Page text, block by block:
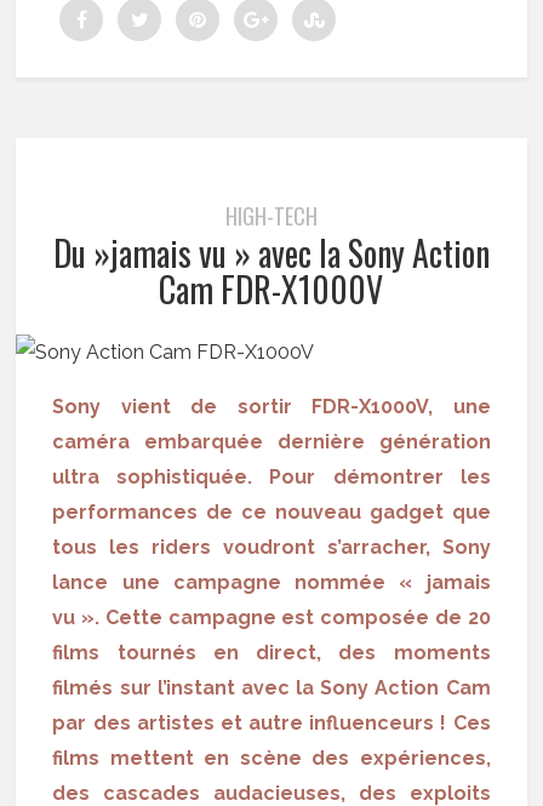
HIGH-TECH
Du »jamais vu » avec la Sony Action
Cam FDR-X1000V
Sony vient de sortir FDR-X1000V, une
caméra embarquée dernière génération
ultra sophistiquée. Pour démontrer les
performances de ce nouveau gadget que
tous les riders voudront s’arracher, Sony
lance une campagne nommée « jamais
vu ». Cette campagne est composée de 20
films tournés en direct, des moments
filmés sur l’instant avec la Sony Action Cam
par des artistes et autre influenceurs ! Ces
films mettent en scène des expériences,
des cascades audacieuses, des exploits